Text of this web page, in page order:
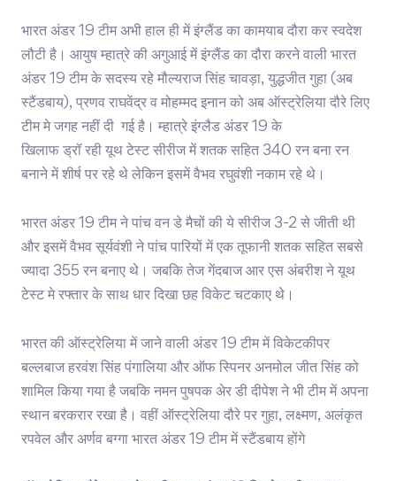
भारत अंडर 19 टीम अभी हाल ही में इंग्लैंड का कामयाब दौरा कर स्वदेश
लौटी है। आयुष म्हात्रे की अगुआई में इंग्लैंड का दौरा करने वाली भारत
अंडर 19 टीम के सदस्य रहे मौल्यराज सिंह चावड़ा, युद्धजीत गुहा (अब
स्टैंडबाय), प्रणव राघवेंद्र व मोहम्मद इनान को अब ऑस्ट्रेलिया दौरे लिए
टीम मे जगह नहीं दी गई है। म्हात्रे इंग्लैड अंडर 19 के
खिलाफ ड्रॉ रही यूथ टेस्ट सीरीज में शतक सहित 340 रन बना रन
बनाने में शीर्ष पर रहे थे लेकिन इसमें वैभव रघुवंशी नकाम रहे थे।
भारत अंडर 19 टीम ने पांच वन डे मैचों की ये सीरीज 3-2 से जीती थी
और इसमें वैभव सूर्यवंशी ने पांच पारियों में एक तूफानी शतक सहित सबसे
ज्यादा 355 रन बनाए थे। जबकि तेज गेंदबाज आर एस अंबरीश ने यूथ
टेस्ट मे रफ्तार के साथ धार दिखा छह विकेट चटकाए थे।
भारत की ऑस्ट्रेलिया में जाने वाली अंडर 19 टीम में विकेटकीपर
बल्लबाज हरवंश सिंह पंगालिया और ऑफ स्पिनर अनमोल जीत सिंह को
शामिल किया गया है जबकि नमन पुषपक अेर डी दीपेश ने भी टीम में अपना
स्थान बरकरार रखा है। वहीं ऑस्ट्रेलिया दौरे पर गुहा, लक्ष्मण, अलंकृत
रपवेल और अर्णव बग्गा भारत अंडर 19 टीम में स्टैंडबाय होंगे